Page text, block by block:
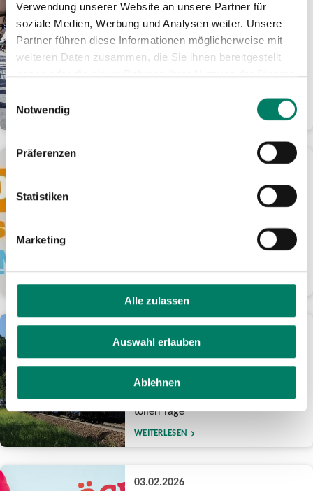
Verwendung unserer Website an unsere Partner für
soziale Medien, Werbung und Analysen weiter. Unsere
Partner führen diese Informationen möglicherweise mit
weiteren Daten zusammen, die Sie ihnen bereitgestellt
Einwilligungsauswahl
Notwendig
Präferenzen
Statistiken
Marketing
Alle zulassen
Auswahl erlauben
Ablehnen
Wie geht es weiter auf der
Siegstrecke?
Siebenmonatige Sanierung der
Bahnstrecke ab Dezember 2026 –
„Loss mer singe op Jöck“:
deutlich vor Kasalla und Klüngelköpp
+++ „Karnevalsmaus“ wird auf allen
WEITERLESEN
10.02.2026
Mit dem Zug zum Karneval
nach Kölle
Zusätzliche Züge, mehr Sitzplätze
und ein praktisches Ticket für die
tollen Tage
WEITERLESEN
03.02.2026